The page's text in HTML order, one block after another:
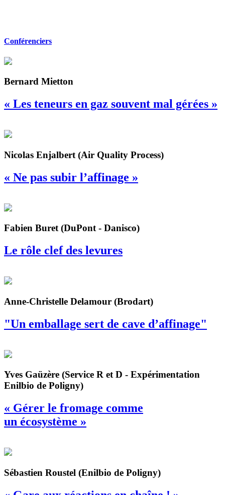
Conférenciers
Bernard Mietton
« Les teneurs en gaz souvent mal gérées »
Nicolas Enjalbert (Air Quality Process)
« Ne pas subir l’affinage »
Fabien Buret (DuPont - Danisco)
Le rôle clef des levures
Anne-Christelle Delamour (Brodart)
"Un emballage sert de cave d’affinage"
Yves Gaüzère (Service R et D - Expérimentation
Enilbio de Poligny)
« Gérer le fromage comme
un écosystème »
Sébastien Roustel (Enilbio de Poligny)